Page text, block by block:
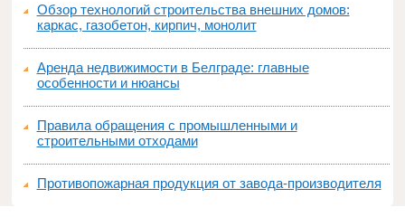
Обзор технологий строительства внешних домов:
каркас, газобетон, кирпич, монолит
Аренда недвижимости в Белграде: главные
особенности и нюансы
Правила обращения с промышленными и
строительными отходами
Противопожарная продукция от завода-производителя